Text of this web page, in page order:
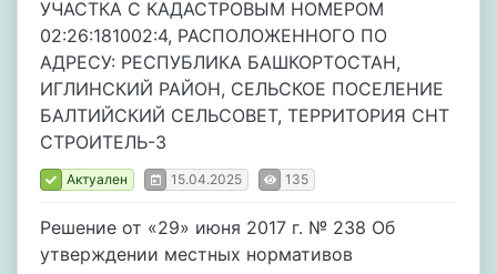
УЧАСТКА С КАДАСТРОВЫМ НОМЕРОМ
02:26:181002:4, РАСПОЛОЖЕННОГО ПО
АДРЕСУ: РЕСПУБЛИКА БАШКОРТОСТАН,
ИГЛИНСКИЙ РАЙОН, СЕЛЬСКОЕ ПОСЕЛЕНИЕ
БАЛТИЙСКИЙ СЕЛЬСОВЕТ, ТЕРРИТОРИЯ СНТ
СТРОИТЕЛЬ-3
Актуален 15.04.2025 135
Решение от «29» июня 2017 г. № 238 Об
утверждении местных нормативов